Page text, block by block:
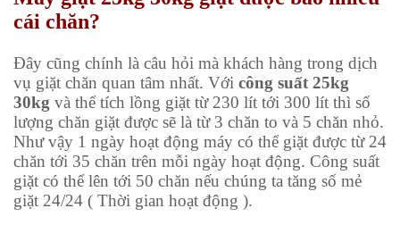
cái chăn?
Đây cũng chính là câu hỏi mà khách hàng trong dịch
vụ giặt chăn quan tâm nhất. Với công suất 25kg
30kg và thể tích lồng giặt từ 230 lít tới 300 lít thì số
lượng chăn giặt được sẽ là từ 3 chăn to và 5 chăn nhỏ.
Như vậy 1 ngày hoạt động máy có thể giặt được từ 24
chăn tới 35 chăn trên mỗi ngày hoạt động. Công suất
giặt có thể lên tới 50 chăn nếu chúng ta tăng số mẻ
giặt 24/24 ( Thời gian hoạt động ).